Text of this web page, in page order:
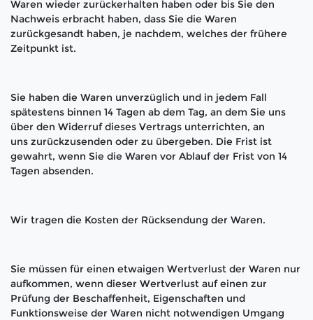
Waren wieder zurückerhalten haben oder bis Sie den
Nachweis erbracht haben, dass Sie die Waren
zurückgesandt haben, je nachdem, welches der frühere
Zeitpunkt ist.
Sie haben die Waren unverzüglich und in jedem Fall
spätestens binnen 14 Tagen ab dem Tag, an dem Sie uns
über den Widerruf dieses Vertrags unterrichten, an
uns zurückzusenden oder zu übergeben. Die Frist ist
gewahrt, wenn Sie die Waren vor Ablauf der Frist von 14
Tagen absenden.
Wir tragen die Kosten der Rücksendung der Waren.
Sie müssen für einen etwaigen Wertverlust der Waren nur
aufkommen, wenn dieser Wertverlust auf einen zur
Prüfung der Beschaffenheit, Eigenschaften und
Funktionsweise der Waren nicht notwendigen Umgang